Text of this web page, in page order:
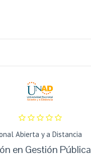
Abierta y a Distancia
en Gestión Pública